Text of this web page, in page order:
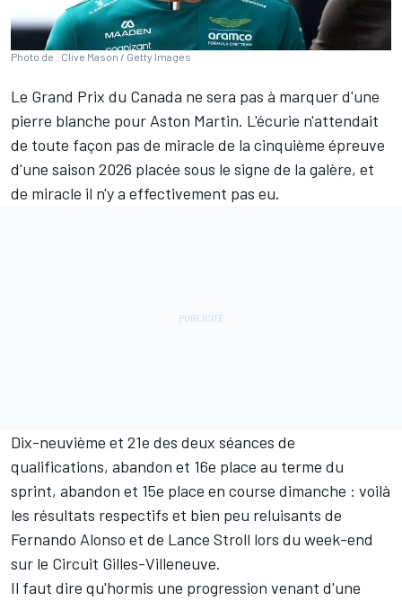
Photo de : Clive Mason / Getty Images
Le Grand Prix du Canada ne sera pas à marquer d'une
pierre blanche pour Aston Martin. L'écurie n'attendait
de toute façon pas de miracle de la cinquième épreuve
d'une saison 2026 placée sous le signe de la galère, et
de miracle il n'y a effectivement pas eu.
Dix-neuvième et 21e des deux séances de
qualifications, abandon et 16e place au terme du
sprint, abandon et 15e place en course dimanche : voilà
les résultats respectifs et bien peu reluisants de
Fernando Alonso et de Lance Stroll lors du week-end
sur le Circuit Gilles-Villeneuve.
Il faut dire qu'hormis une progression venant d'une